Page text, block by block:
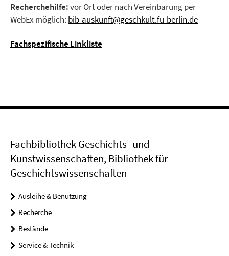
Recherchehilfe:vor Ort oder nach Vereinbarung per
WebEx möglich: bib-auskunft@geschkult.fu-berlin.de
Fachspezifische Linkliste
Fachbibliothek Geschichts- und
Kunstwissenschaften, Bibliothek für
Geschichtswissenschaften
Ausleihe & Benutzung
Recherche
Bestände
Service & Technik